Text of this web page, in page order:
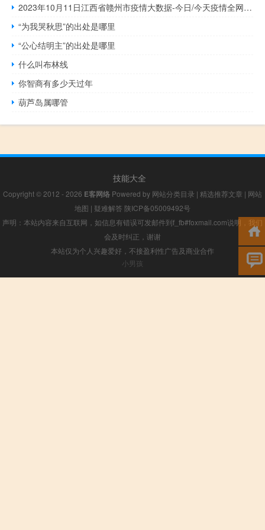
2023年10月11日江西省赣州市疫情大数据-今日/今天疫情全网搜索最新实时消息动态情况通知播报
“为我哭秋思”的出处是哪里
“公心结明主”的出处是哪里
什么叫布林线
你智商有多少天过年
葫芦岛属哪管
技能大全
Copyright © 2012 - 2026 E客网络 Powered by 网站分类目录 | 精选推荐文章 | 网站
地图 | 疑难解答 陕ICP备05009492号
声明：本站内容来自互联网，如信息有错误可发邮件到f_fb#foxmail.com说明，我们
会及时纠正，谢谢
本站仅为个人兴趣爱好，不接盈利性广告及商业合作
小男孩